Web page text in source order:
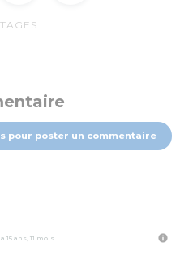
pour poster un commentaire
15 ans, 11 mois